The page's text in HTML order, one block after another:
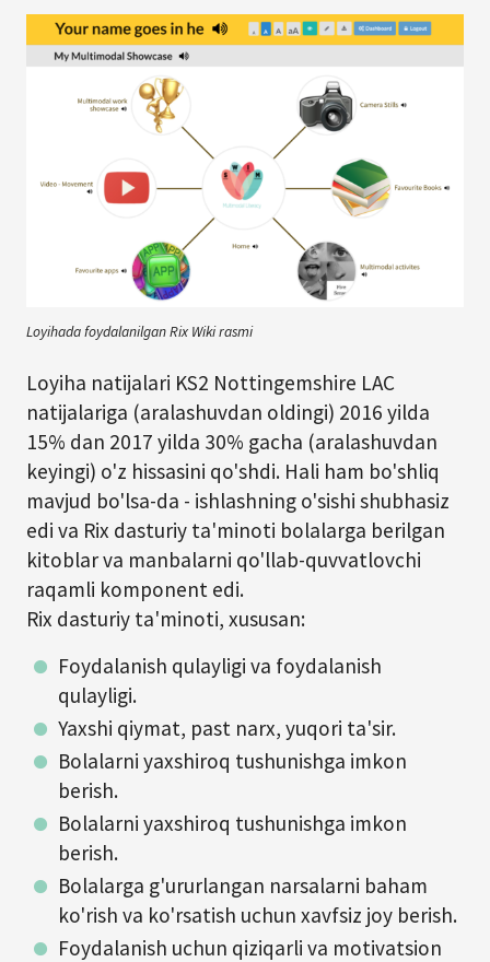
Loyihada foydalanilgan Rix Wiki rasmi
Loyiha natijalari KS2 Nottingemshire LAC
natijalariga (aralashuvdan oldingi) 2016 yilda
15% dan 2017 yilda 30% gacha (aralashuvdan
keyingi) o'z hissasini qo'shdi. Hali ham bo'shliq
mavjud bo'lsa-da - ishlashning o'sishi shubhasiz
edi va Rix dasturiy ta'minoti bolalarga berilgan
kitoblar va manbalarni qo'llab-quvvatlovchi
raqamli komponent edi.
Rix dasturiy ta'minoti, xususan:
Foydalanish qulayligi va foydalanish
qulayligi.
Yaxshi qiymat, past narx, yuqori ta'sir.
Bolalarni yaxshiroq tushunishga imkon
berish.
Bolalarni yaxshiroq tushunishga imkon
berish.
Bolalarga g'ururlangan narsalarni baham
ko'rish va ko'rsatish uchun xavfsiz joy berish.
Foydalanish uchun qiziqarli va motivatsion